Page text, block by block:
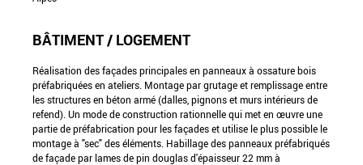
BÂTIMENT / LOGEMENT
Réalisation des façades principales en panneaux à ossature bois
préfabriquées en ateliers. Montage par grutage et remplissage entre
les structures en béton armé (dalles, pignons et murs intérieurs de
refend). Un mode de construction rationnelle qui met en œuvre une
partie de préfabrication pour les façades et utilise le plus possible le
montage à "sec" des éléments. Habillage des panneaux préfabriqués
de façade par lames de pin douglas d'épaisseur 22 mm à